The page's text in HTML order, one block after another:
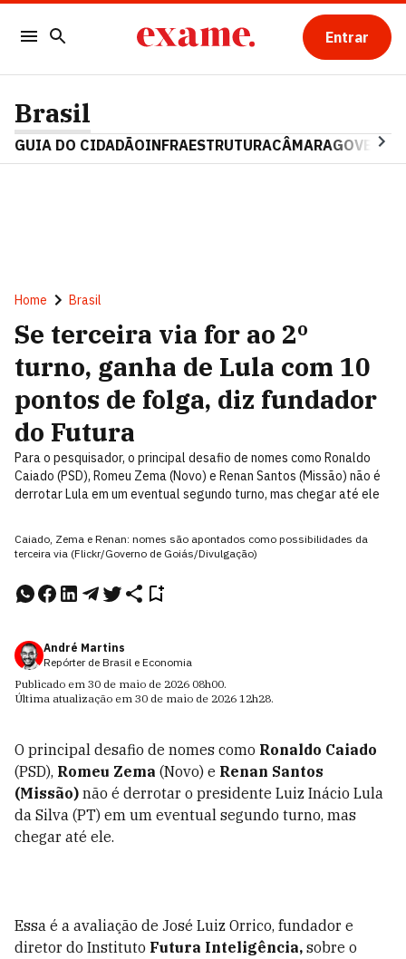
Entrar
Brasil
GUIA DO CIDADÃOINFRAESTRUTURACÂMARAGOVERNO
Home Brasil
Se terceira via for ao 2º
turno, ganha de Lula com 10
pontos de folga, diz fundador
do Futura
Para o pesquisador, o principal desafio de nomes como Ronaldo
Caiado (PSD), Romeu Zema (Novo) e Renan Santos (Missão) não é
derrotar Lula em um eventual segundo turno, mas chegar até ele
Caiado, Zema e Renan: nomes são apontados como possibilidades da
terceira via (Flickr/Governo de Goiás/Divulgação)
André Martins
Repórter de Brasil e Economia
Publicado em 30 de maio de 2026 08h00.
Última atualização em 30 de maio de 2026 12h28.
O principal desafio de nomes como Ronaldo Caiado
(PSD), Romeu Zema (Novo) e Renan Santos
(Missão) não é derrotar o presidente Luiz Inácio Lula
da Silva (PT) em um eventual segundo turno, mas
chegar até ele.
Essa é a avaliação de José Luiz Orrico, fundador e
diretor do Instituto Futura Inteligência, sobre o